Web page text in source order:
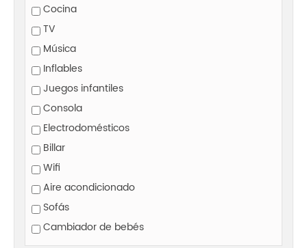
Cocina
TV
Música
Inflables
Juegos infantiles
Consola
Electrodomésticos
Billar
Wifi
Aire acondicionado
Sofás
Cambiador de bebés